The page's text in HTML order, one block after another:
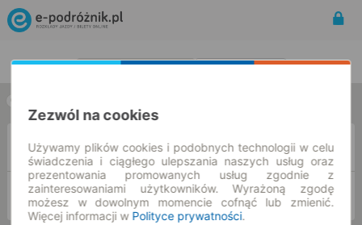
Z
DO
Zezwól na cookies
Używamy plików cookies i podobnych technologii w celu
świadczenia i ciągłego ulepszania naszych usług oraz
prezentowania promowanych usług zgodnie z
zainteresowaniami użytkowników. Wyrażoną zgodę
możesz w dowolnym momencie cofnąć lub zmienić.
Więcej informacji w Polityce prywatności.